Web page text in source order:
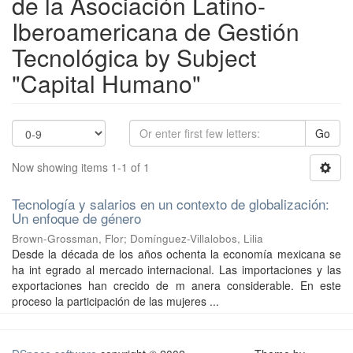
Iberoamericana de Gestión
Tecnológica by Subject
"Capital Humano"
Go
Now showing items 1-1 of 1
Tecnología y salarios en un contexto de globalización:
Un enfoque de género
Brown-Grossman, Flor; Domínguez-Villalobos, Lilia
Desde la década de los años ochenta la economía mexicana se
ha int egrado al mercado internacional. Las importaciones y las
exportaciones han crecido de m anera considerable. En este
proceso la participación de las mujeres ...